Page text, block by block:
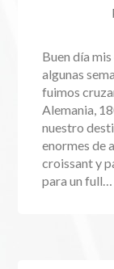
Buen día
algunas
fuimos
Alemania,
nuestro
enormes de
croissant y
para un full…